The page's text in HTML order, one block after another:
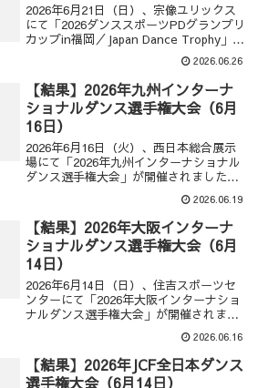
2026年6月21日（日）、宗像ユリックス
にて「2026ダンススポーツPDグランプリ
カップin福岡／Japan Dance Trophy」が
開催されました。Japan Dance Trophyス
タンダード・決勝1位 太田 歩生 ＆ 松本
京...
2026.06.26
【結果】2026年九州インターナ
ショナルダンス選手権大会（6月
16日）
2026年6月16日（火）、西日本総合展示
場にて「2026年九州インターナショナル
ダンス選手権大会」が開催されました。
九州インター・プロフェッショナルプ
ロ・ボールルーム・決勝1位 福田 裕一 ＆
エリザベス グレイ2位 金野 哲也 ＆ 井
之...
2026.06.19
【結果】2026年大阪インターナ
ショナルダンス選手権大会（6月
14日）
2026年6月14日（日）、住吉スポーツセ
ンターにて「2026年大阪インターナショ
ナルダンス選手権大会」が開催されまし
た。大阪インター・プロフェッショナル
プロ・ボールルーム・決勝1位 五月女 光
政 ＆ 五月女 叡佳2位 金野 哲也 ＆ 井之...
2026.06.16
【結果】2026年JCF全日本ダンス
選手権大会（6月14日）